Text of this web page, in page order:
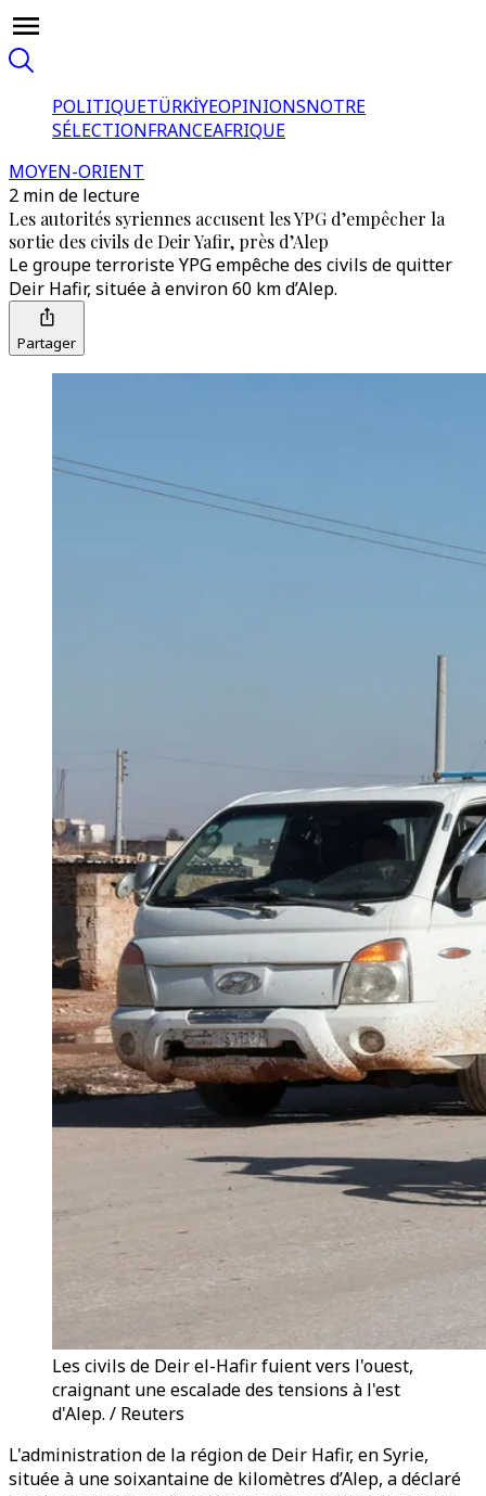
POLITIQUETÜRKİYEOPINIONSNOTRE
SÉLECTIONFRANCEAFRIQUE
MOYEN-ORIENT
2 min de lecture
Les autorités syriennes accusent les YPG d’empêcher la
sortie des civils de Deir Yafir, près d’Alep
Le groupe terroriste YPG empêche des civils de quitter
Deir Hafir, située à environ 60 km d’Alep.
Partager
Les civils de Deir el-Hafir fuient vers l'ouest,
craignant une escalade des tensions à l'est
d'Alep. / Reuters
L'administration de la région de Deir Hafir, en Syrie,
située à une soixantaine de kilomètres d’Alep, a déclaré